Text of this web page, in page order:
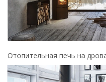
Отопительная печь на